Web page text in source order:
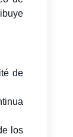
de
los